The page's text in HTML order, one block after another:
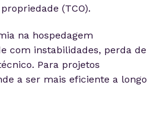
(TCO).
na hospedagem
com instabilidades, perda de
Para projetos
a ser mais eficiente a longo